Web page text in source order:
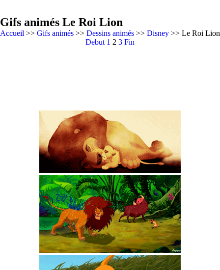
Gifs animés Le Roi Lion
Accueil >> Gifs animés >> Dessins animés >> Disney >> Le Roi Lion
Debut 1 2 3 Fin